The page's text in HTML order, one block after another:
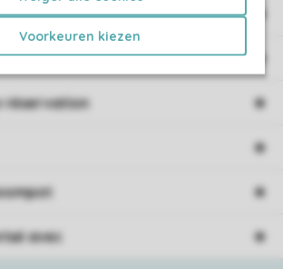
Voorkeuren kiezen
réservation
avec